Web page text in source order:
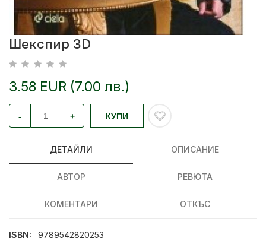
Шекспир 3D
3.58 EUR (7.00 лв.)
- + КУПИ
ДЕТАЙЛИ ОПИСАНИЕ
АВТОР РЕВЮТА
КОМЕНТАРИ ОТКЪС
ISBN:
9789542820253